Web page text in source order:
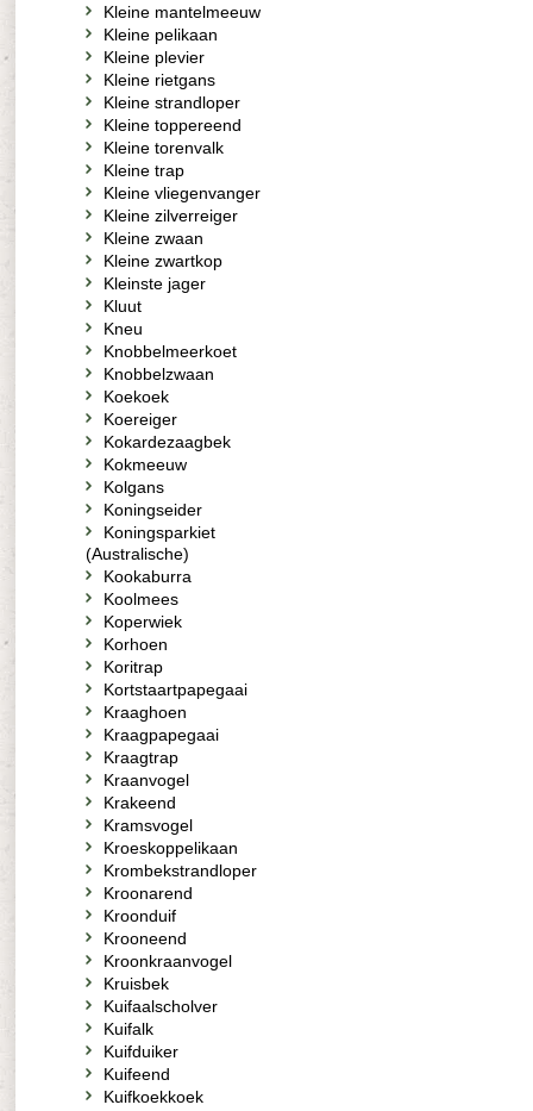
Kleine mantelmeeuw
Kleine pelikaan
Kleine plevier
Kleine rietgans
Kleine strandloper
Kleine toppereend
Kleine torenvalk
Kleine trap
Kleine vliegenvanger
Kleine zilverreiger
Kleine zwaan
Kleine zwartkop
Kleinste jager
Kluut
Kneu
Knobbelmeerkoet
Knobbelzwaan
Koekoek
Koereiger
Kokardezaagbek
Kokmeeuw
Kolgans
Koningseider
Koningsparkiet
(Australische)
Kookaburra
Koolmees
Koperwiek
Korhoen
Koritrap
Kortstaartpapegaai
Kraaghoen
Kraagpapegaai
Kraagtrap
Kraanvogel
Krakeend
Kramsvogel
Kroeskoppelikaan
Krombekstrandloper
Kroonarend
Kroonduif
Krooneend
Kroonkraanvogel
Kruisbek
Kuifaalscholver
Kuifalk
Kuifduiker
Kuifeend
Kuifkoekkoek